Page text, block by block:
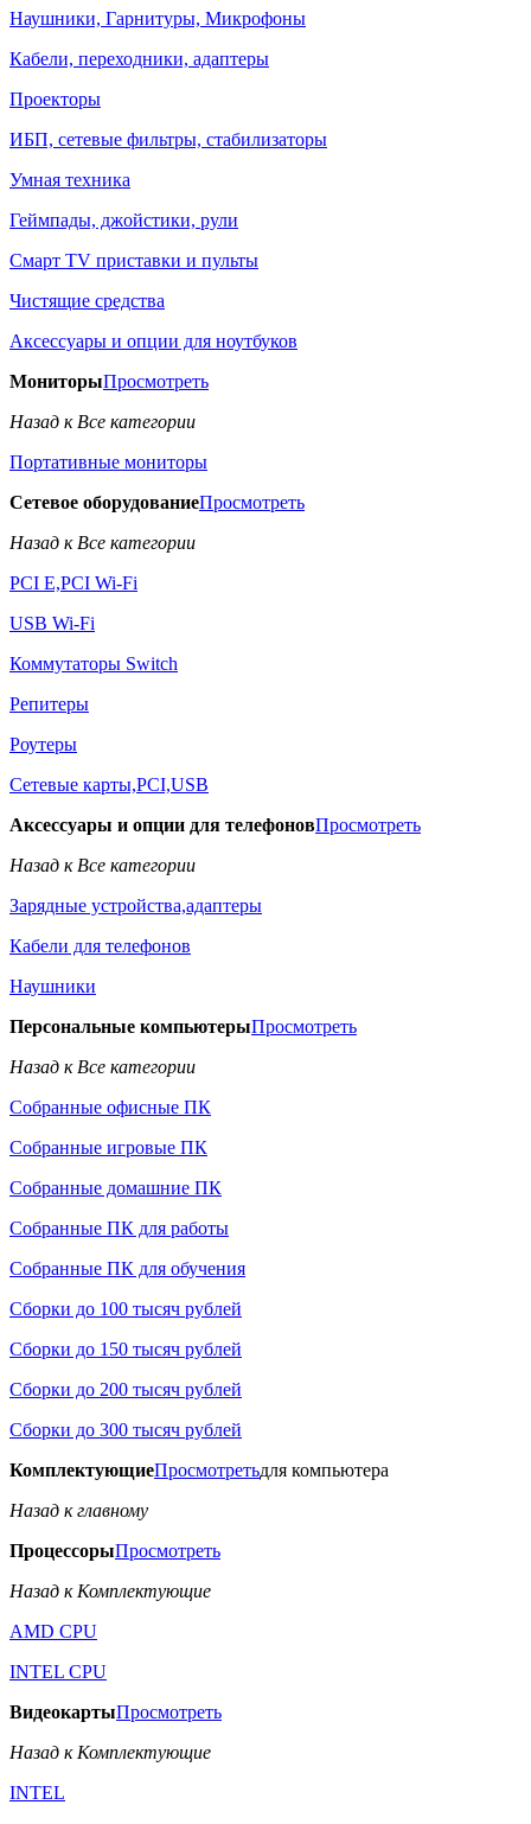
Наушники, Гарнитуры, Микрофоны
Кабели, переходники, адаптеры
Проекторы
ИБП, сетевые фильтры, стабилизаторы
Умная техника
Геймпады, джойстики, рули
Смарт TV приставки и пульты
Чистящие средства
Аксессуары и опции для ноутбуков
МониторыПросмотреть
Назад к Все категории
Портативные мониторы
Сетевое оборудованиеПросмотреть
Назад к Все категории
PCI E,PCI Wi-Fi
USB Wi-Fi
Коммутаторы Switch
Репитеры
Роутеры
Сетевые карты,PCI,USB
Аксессуары и опции для телефоновПросмотреть
Назад к Все категории
Зарядные устройства,адаптеры
Кабели для телефонов
Наушники
Персональные компьютерыПросмотреть
Назад к Все категории
Собранные офисные ПК
Собранные игровые ПК
Собранные домашние ПК
Собранные ПК для работы
Собранные ПК для обучения
Сборки до 100 тысяч рублей
Сборки до 150 тысяч рублей
Сборки до 200 тысяч рублей
Сборки до 300 тысяч рублей
КомплектующиеПросмотретьдля компьютера
Назад к главному
ПроцессорыПросмотреть
Назад к Комплектующие
AMD CPU
INTEL CPU
ВидеокартыПросмотреть
Назад к Комплектующие
INTEL